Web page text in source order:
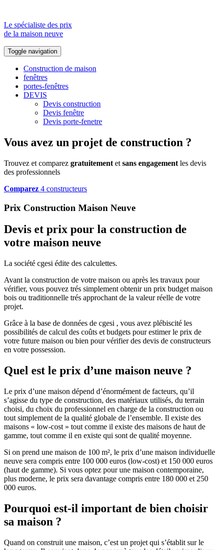
Le spécialiste des prix
de la maison neuve
Toggle navigation
Construction de maison
fenêtres
portes-fenêtres
DEVIS
Devis construction
Devis fenêtre
Devis porte-fenetre
Vous avez un projet de construction ?
Trouvez et comparez gratuitement et sans engagement les devis
des professionnels
Comparez 4 constructeurs
Prix Construction Maison Neuve
Devis et prix pour la construction de
votre maison neuve
La société cgesi édite des calculettes.
Avant la construction de votre maison ou après les travaux pour
vérifier, vous pouvez trés simplement obtenir un prix budget maison
bois ou traditionnelle trés approchant de la valeur réelle de votre
projet.
Grâce à la base de données de cgesi , vous avez plébiscité les
possibilités de calcul des coûts et budgets pour estimer le prix de
votre future maison ou bien pour vérifier des devis de constructeurs
en votre possession.
Quel est le prix d’une maison neuve ?
Le prix d’une maison dépend d’énormément de facteurs, qu’il
s’agisse du type de construction, des matériaux utilisés, du terrain
choisi, du choix du professionnel en charge de la construction ou
tout simplement de la qualité globale de l’ensemble. Il existe des
maisons « low-cost » tout comme il existe des maisons de haut de
gamme, tout comme il en existe qui sont de qualité moyenne.
Si on prend une maison de 100 m², le prix d’une maison individuelle
neuve sera compris entre 100 000 euros (low-cost) et 150 000 euros
(haut de gamme). Si vous optez pour une maison contemporaine,
plus moderne, le prix sera davantage compris entre 180 000 et 250
000 euros.
Pourquoi est-il important de bien choisir
sa maison ?
Quand on construit une maison, c’est un projet qui s’établit sur le